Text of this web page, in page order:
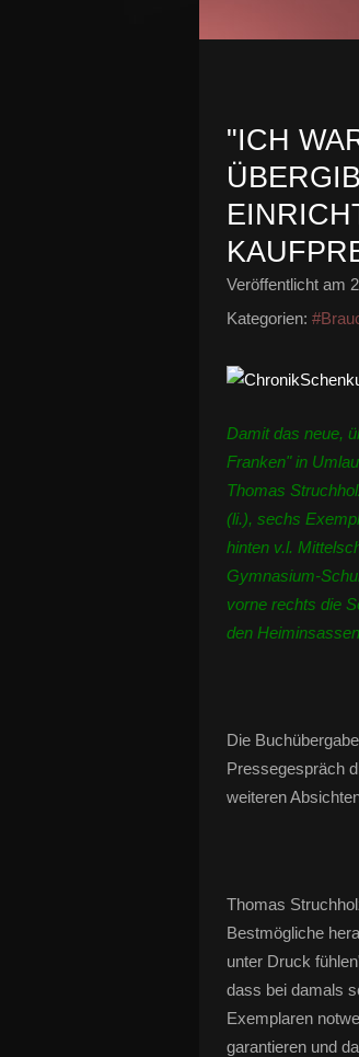
"ICH
Veröffentlicht am
Kategorien:
Damit das neue,
Franken" in
Thomas
(li.), sechs
hinten v.l.
Gymnasium-
vorne rechts die
den
Die
Pressegespräch
weiteren
Thomas
Bestmögliche
unter Druck
dass bei damals
Exemplaren
garantieren und